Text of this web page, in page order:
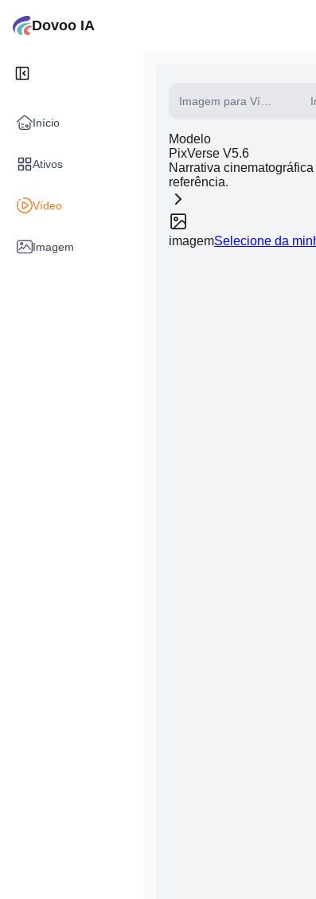
Dovoo IA
Início
Ativos
Vídeo
Imagem
Modelo
PixVerse V5.6
Narrativa
referência.
imagemSelecione da